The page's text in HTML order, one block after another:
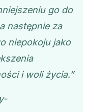
go do
następnie za
niepokoju jako
i woli życia.”